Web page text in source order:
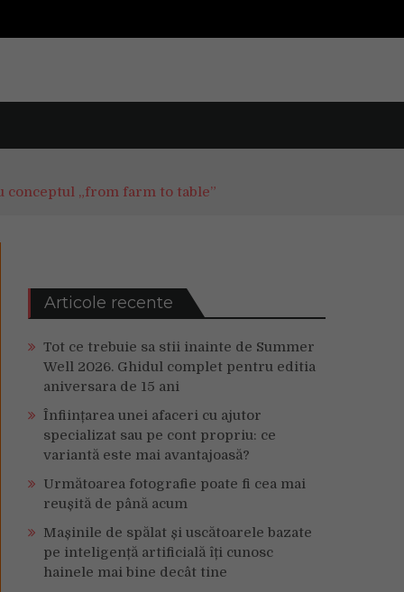
conceptul „from farm to table”
Articole recente
Tot ce trebuie sa stii inainte de Summer
Well 2026. Ghidul complet pentru editia
aniversara de 15 ani
Înființarea unei afaceri cu ajutor
specializat sau pe cont propriu: ce
variantă este mai avantajoasă?
Următoarea fotografie poate fi cea mai
reușită de până acum
Mașinile de spălat și uscătoarele bazate
pe inteligență artificială îți cunosc
hainele mai bine decât tine